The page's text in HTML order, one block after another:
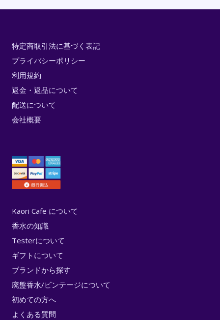
特定商取引法に基づく表記
プライバシーポリシー
利用規約
返金・返品について
配送について
会社概要
Kaori Cafe について
香水の知識
Testerについて
ギフトについて
ブランドから探す
廃盤香水/ビンテージについて
初めての方へ
よくある質問